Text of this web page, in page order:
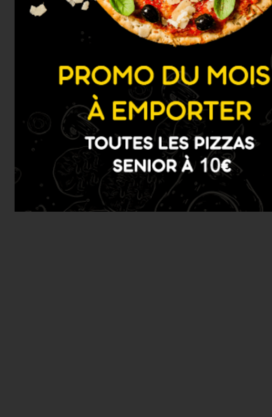
Nous Trouver